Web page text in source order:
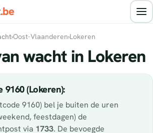
.be
›Oost-Vlaanderen›Lokeren
wacht in Lokeren
(Lokeren):
9160) bel je buiten de uren
feestdagen) de
via 1733. De bevoegde